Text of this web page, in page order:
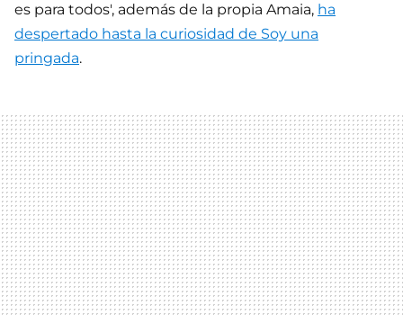
es para todos', además de la propia Amaia, ha
despertado hasta la curiosidad de Soy una
pringada.